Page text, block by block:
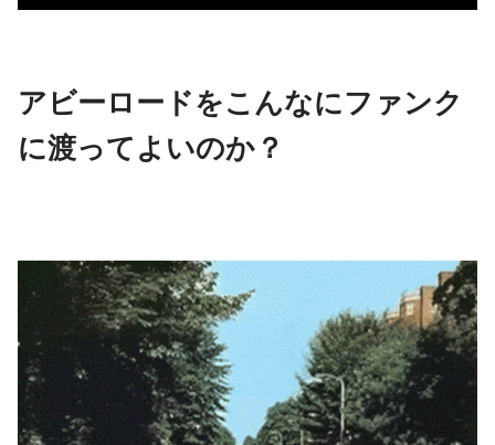
アビーロードをこんなにファンク
に渡ってよいのか？